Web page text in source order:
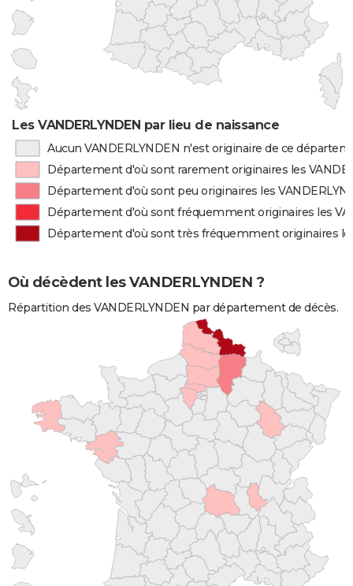
Les VANDERLYNDEN par lieu de naissance
Aucun VANDERLYNDEN n'est originaire de ce
Département d'où sont rarement originaires les
Département d'où sont peu originaires les
Département d'où sont fréquemment originaires les
Département d'où sont très fréquemment originaires
Où décèdent les VANDERLYNDEN ?
Répartition des VANDERLYNDEN par département de décès.